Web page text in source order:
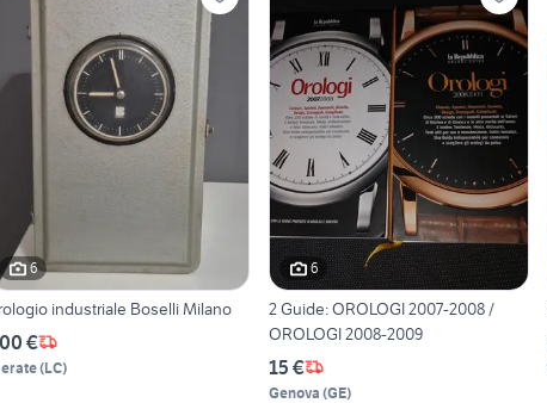
6
industriale Boselli Milano
€
(LC)
6
2 Guide: OROLOGI 2007-2008 /
OROLOGI 2008-2009
15 €
Genova (GE)